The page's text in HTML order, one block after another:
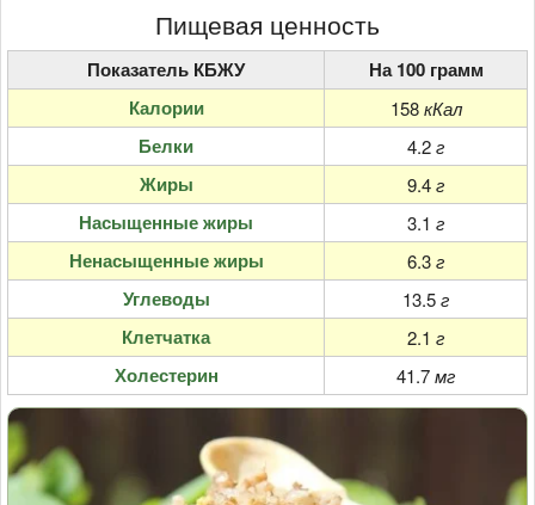
Пищевая ценность
Показатель КБЖУ
На 100 грамм
Калории
158 кКал
Белки 4.2г
Жиры 9.4г
Насыщенные жиры 3.1 г
Ненасыщенные жиры 6.3г
Углеводы 13.5г
Клетчатка 2.1 г
Холестерин 41.7мг